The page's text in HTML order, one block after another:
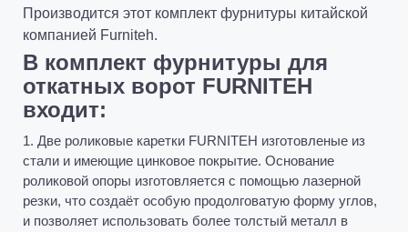
Производится этот комплект фурнитуры китайской
компанией Furniteh.
В комплект фурнитуры для
откатных ворот FURNITEH
входит:
1. Две роликовые каретки FURNITEH изготовленые из
стали и имеющие цинковое покрытие. Основание
роликовой опоры изготовляется с помощью лазерной
резки, что создаёт особую продолговатую форму углов,
и позволяет использовать более толстый металл в